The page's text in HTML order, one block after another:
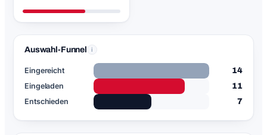
Auswahl-Funnel i
Eingereicht
14
Eingeladen
11
Entschieden
7